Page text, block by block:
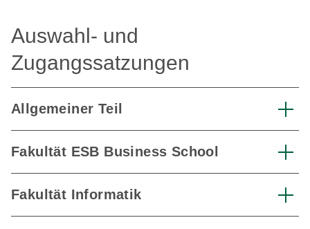
Auswahl- und
Zugangssatzungen
Allgemeiner Teil
Fakultät ESB Business School
Fakultät Informatik